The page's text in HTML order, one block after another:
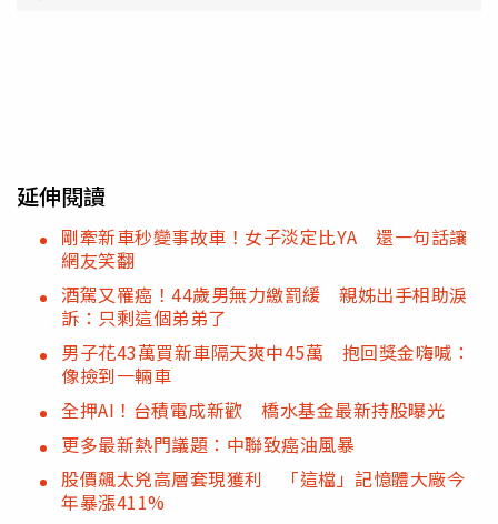
延伸閱讀
剛牽新車秒變事故車！女子淡定比YA 還一句話讓
網友笑翻
酒駕又罹癌！44歲男無力繳罰緩 親姊出手相助淚
訴：只剩這個弟弟了
男子花43萬買新車隔天爽中45萬 抱回獎金嗨喊：
像撿到一輛車
全押AI！台積電成新歡 橋水基金最新持股曝光
更多最新熱門議題：中聯致癌油風暴
股價飆太兇高層套現獲利 「這檔」記憶體大廠今
年暴漲411%